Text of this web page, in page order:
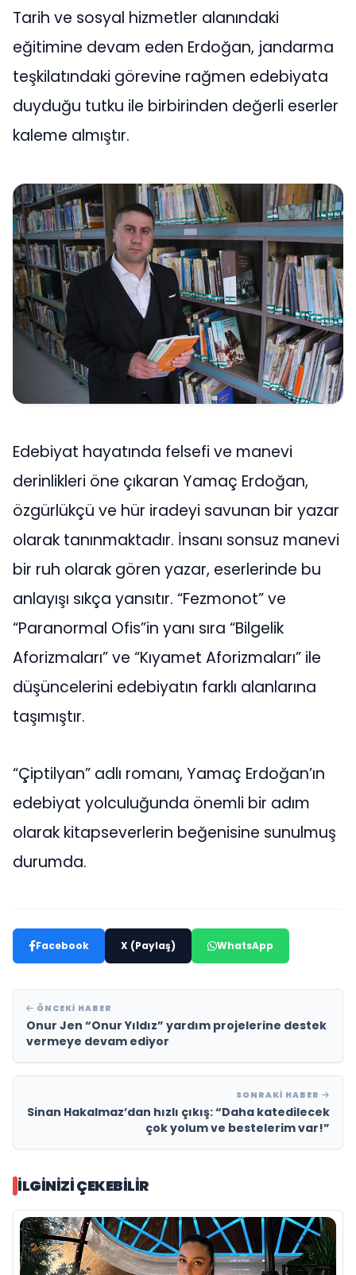
Tarih ve sosyal hizmetler alanındaki
eğitimine devam eden Erdoğan, jandarma
teşkilatındaki görevine rağmen edebiyata
duyduğu tutku ile birbirinden değerli eserler
kaleme almıştır.
Edebiyat hayatında felsefi ve manevi
derinlikleri öne çıkaran Yamaç Erdoğan,
özgürlükçü ve hür iradeyi savunan bir yazar
olarak tanınmaktadır. İnsanı sonsuz manevi
bir ruh olarak gören yazar, eserlerinde bu
anlayışı sıkça yansıtır. “Fezmonot” ve
“Paranormal Ofis”in yanı sıra “Bilgelik
Aforizmaları” ve “Kıyamet Aforizmaları” ile
düşüncelerini edebiyatın farklı alanlarına
taşımıştır.
“Çiptilyan” adlı romanı, Yamaç Erdoğan’ın
edebiyat yolculuğunda önemli bir adım
olarak kitapseverlerin beğenisine sunulmuş
durumda.
Facebook X (Paylaş) WhatsApp
ÖNCEKI HABER
Onur Jen “Onur Yıldız” yardım projelerine destek
vermeye devam ediyor
SONRAKI HABER
Sinan Hakalmaz’dan hızlı çıkış: “Daha katedilecek
çok yolum ve bestelerim var!”
İLGINIZI ÇEKEBILIR